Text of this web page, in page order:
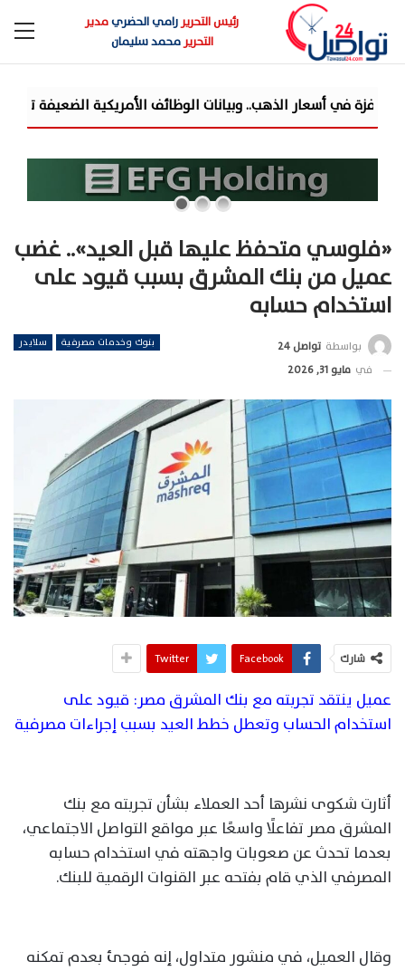
رئيس التحريررامي الحضريمدير
التحريرمحمد سليمان
«فلوسي متحفظ عليها قبل العيد».. غضب
عميل من بنك المشرق بسبب قيود على
استخدام حسابه
بنوك وخدمات مصرفية سلايدر بواسطة تواصل 24
في مايو 31, 2026
شارك Facebook
Twitter
عميل ينتقد تجربته مع بنك المشرق مصر: قيود على
استخدام الحساب وتعطل خطط العيد بسبب إجراءات مصرفية
أثارت شكوى نشرها أحد العملاء بشأن تجربته مع بنك
المشرق مصر تفاعلًا واسعًا عبر مواقع التواصل الاجتماعي،
بعدما تحدث عن صعوبات واجهته في استخدام حسابه
المصرفي الذي قام بفتحه عبر القنوات الرقمية للبنك.
وقال العميل، في منشور متداول، إنه فوجئ بعدم تمكنه